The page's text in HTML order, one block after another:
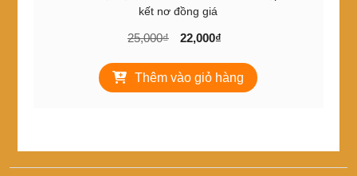
kết nơ đồng giá
25,000₫
Giá
là:
25,000₫.
22,000₫
tại
là:
Thêm vào giỏ hàng